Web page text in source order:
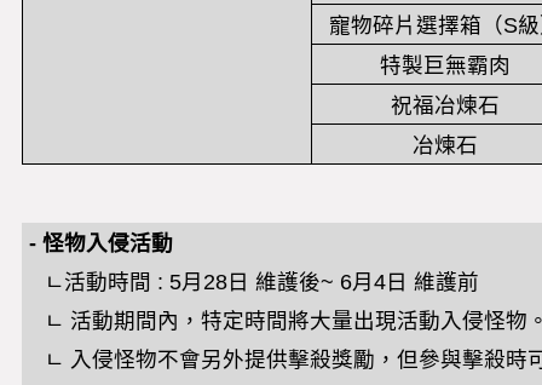
寵物碎片選擇箱（S
特製巨無霸肉
祝福冶煉石
冶煉石
- 怪物入侵活動
ㄴ活動時間 : 5月 28日 維護後~ 6月 4日 維護前
ㄴ 活動期間內，特定時間將大量出現活動入侵怪物
ㄴ 入侵怪物不會另外提供擊殺獎勵，但參與擊殺時